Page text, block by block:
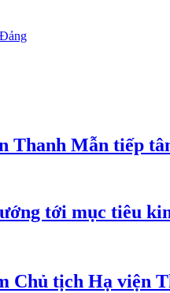
Thanh Mẫn tiếp
tới mục tiêu
Chủ tịch Hạ viện